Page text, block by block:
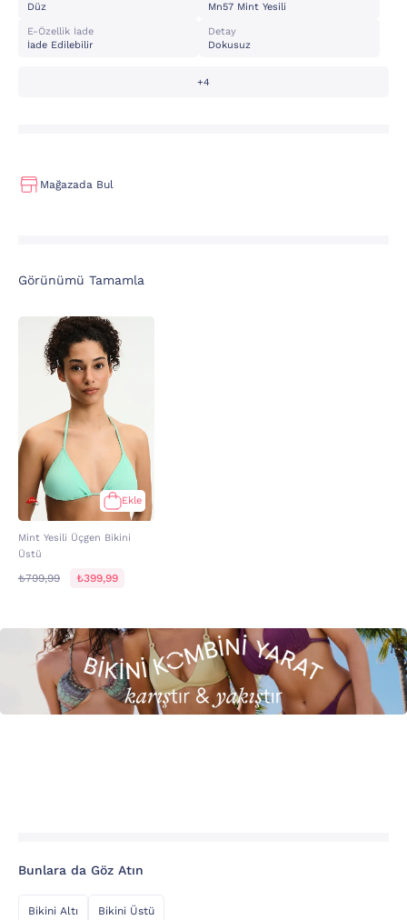
Düz
Mn57 Mint Yesili
E-Özellik İade
İade Edilebilir
Detay
Dokusuz
+4
Mağazada Bul
Görünümü Tamamla
Ekle
Mint Yesili Üçgen Bikini
Üstü
₺799,99 ₺399,99
Bunlara da Göz Atın
Bikini Altı Bikini Üstü